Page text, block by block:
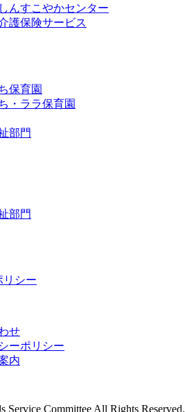
んすこやかセンター
護保険サービス
保育園
・ララ保育園
部門
部門
リシー
せ
ーポリシー
内
Service Committee All Rights Reserved.